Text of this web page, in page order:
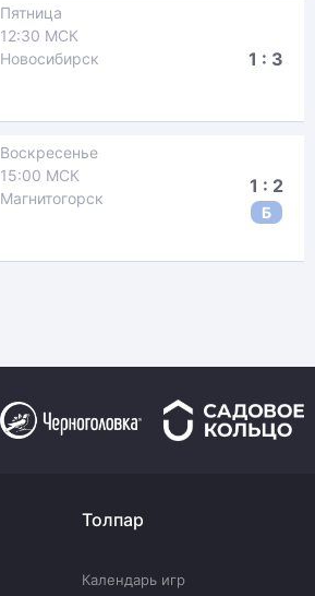
Пятница
12:30 МСК
Новосибирск
1 : 3
Воскресенье
15:00 МСК
Магнитогорск
1 : 2
Б
Толпар
Календарь игр